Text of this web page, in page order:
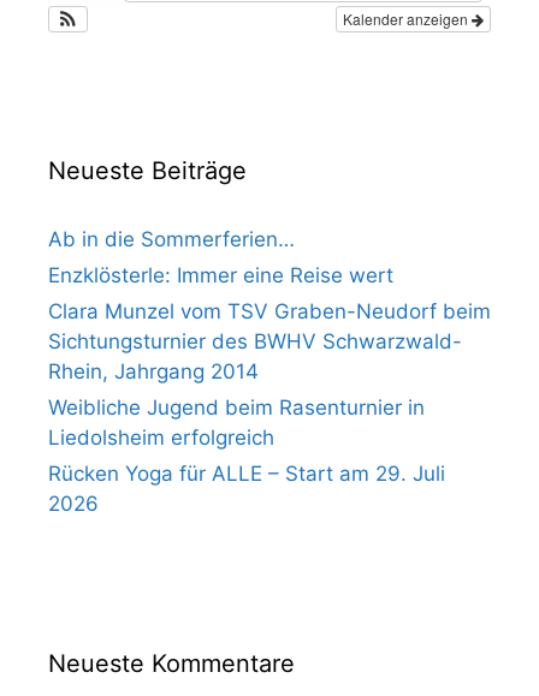
Kalender anzeigen
Neueste Beiträge
Ab in die Sommerferien…
Enzklösterle: Immer eine Reise wert
Clara Munzel vom TSV Graben-Neudorf beim
Sichtungsturnier des BWHV Schwarzwald-
Rhein, Jahrgang 2014
Weibliche Jugend beim Rasenturnier in
Liedolsheim erfolgreich
Rücken Yoga für ALLE – Start am 29. Juli
2026
Neueste Kommentare